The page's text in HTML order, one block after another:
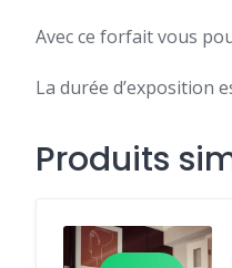
Avec ce forfait vous
La durée d’exposition
Produits